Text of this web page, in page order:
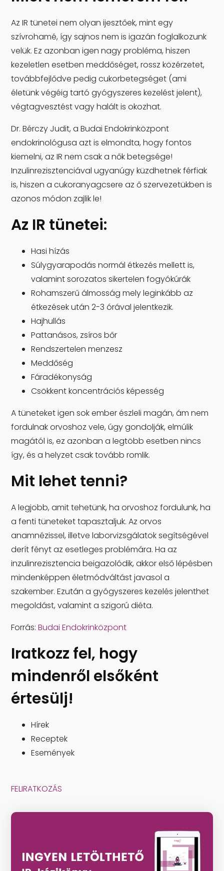
Az IR tünetei nem olyan ijesztőek, mint egy
szívrohamé, így sajnos nem is igazán foglalkozunk
velük. Ez azonban igen nagy probléma, hiszen
kezeletlen esetben meddőséget, rossz közérzetet,
továbbfejlődve pedig cukorbetegséget (ami
életünk végéig tartó gyógyszeres kezelést jelent),
végtagvesztést vagy halált is okozhat.
Dr. Bérczy Judit, a Budai Endokrinközpont
endokrinológusa azt is elmondta, hogy fontos
kiemelni, az IR nem csak a nők betegsége!
Inzulinrezisztenciával ugyanúgy küzdhetnek férfiak
is, hiszen a cukoranyagcsere az ő szervezetükben is
azonos módon zajlik le!
Az IR tünetei:
Hasi hízás
Súlygyarapodás normál étkezés mellett is,
valamint sorozatos sikertelen fogyókúrák
Rohamszerű álmosság mely leginkább az
étkezések után 2-3 órával jelentkezik.
Hajhullás
Pattanásos, zsíros bőr
Rendszertelen menzesz
Meddőség
Fáradékonyság
Csökkent koncentrációs képesség
A tüneteket igen sok ember észleli magán, ám nem
fordulnak orvoshoz vele, úgy gondolják, elmúlik
magától is, ez azonban a legtöbb esetben nincs
így, és a helyzet csak tovább romlik.
Mit lehet tenni?
A legjobb, amit tehetünk, ha orvoshoz fordulunk, ha
a fenti tüneteket tapasztaljuk. Az orvos
anamnézissel, illetve laborvizsgálatok segítségével
derít fényt az esetleges problémára. Ha az
inzulinrezisztencia beigazolódik, akkor első lépésben
mindenképpen életmódváltást javasol a
szakember. Ezután a gyógyszeres kezelés jelenthet
megoldást, valamint a szigorú diéta.
Forrás:Budai Endokrinközpont
Iratkozz fel, hogy
mindenről elsőként
értesülj!
Hírek
Receptek
Események
FELIRATKOZÁS